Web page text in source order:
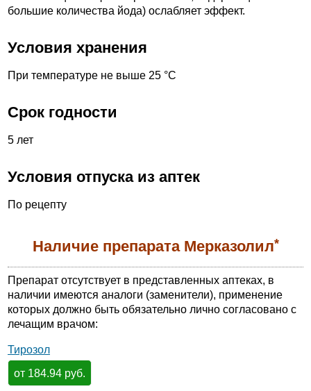
большие количества йода) ослабляет эффект.
Условия хранения
При температуре не выше 25 °С
Срок годности
5 лет
Условия отпуска из аптек
По рецепту
Наличие препарата Мерказолил*
Препарат отсутствует в представленных аптеках, в
наличии имеются аналоги (заменители), применение
которых должно быть обязательно лично согласовано с
лечащим врачом:
Тирозол
от 184.94 руб.